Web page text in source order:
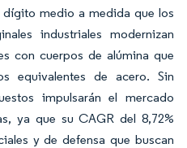
dígito medio a medida que los
industriales modernizan
con cuerpos de alúmina que
equivalentes de acero. Sin
impulsarán el mercado
ya que su CAGR del 8,72%
y de defensa que buscan